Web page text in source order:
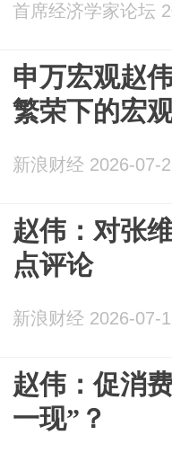
首席经济学家论坛
申万宏观赵
繁荣下的宏
新浪财经 2026-07-
赵伟：对张
点评论
新浪财经 2026-07-
赵伟：促消
一现”？